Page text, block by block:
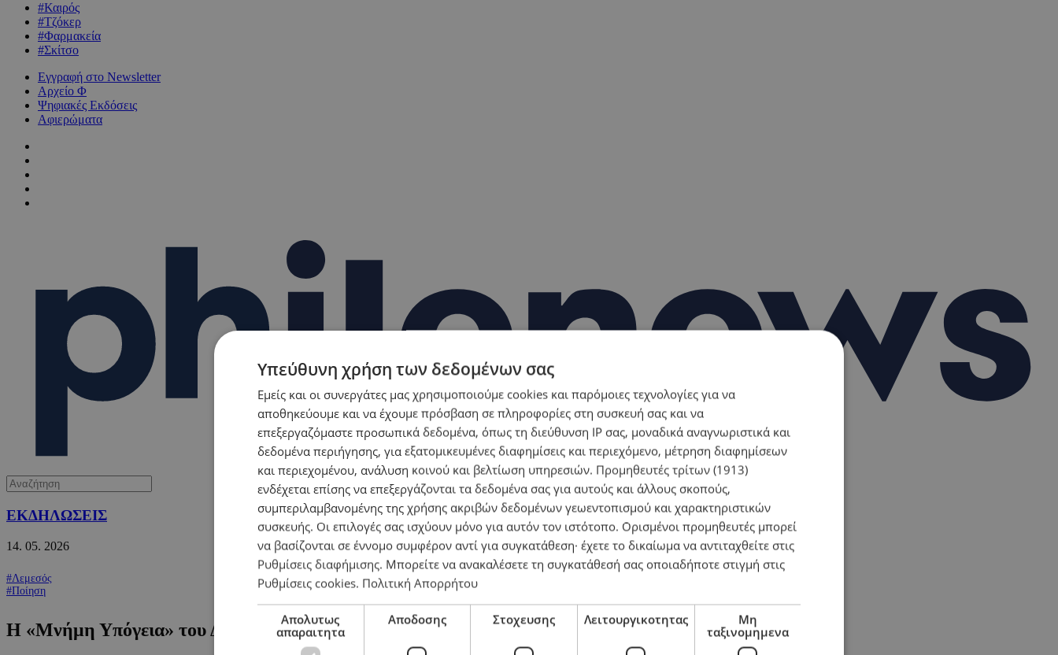
#Καιρός
#Τζόκερ
#Φαρμακεία
#Σκίτσο
Εγγραφή στο Newsletter
Αρχείο Φ
Ψηφιακές Εκδόσεις
Αφιερώματα
ΕΚΔΗΛΩΣΕΙΣ
14. 05. 2026
#Λεμεσός
#Ποίηση
Η «Μνήμη Υπόγεια» του Δημήτρη Στρατή παρουσιάζεται στη Λεμεσό
Υπεύθυνη χρήση των δεδομένων σας
Εμείς και οι συνεργάτες μας χρησιμοποιούμε cookies και παρόμοιες τεχνολογίες για να
αποθηκεύουμε και να έχουμε πρόσβαση σε πληροφορίες στη συσκευή σας και να
επεξεργαζόμαστε προσωπικά δεδομένα, όπως τη διεύθυνση IP σας, μοναδικά αναγνωριστικά και
δεδομένα περιήγησης, για εξατομικευμένες διαφημίσεις και περιεχόμενο, μέτρηση διαφημίσεων
και περιεχομένου, ανάλυση κοινού και βελτίωση υπηρεσιών. Προμηθευτές τρίτων (1913)
ενδέχεται επίσης να επεξεργάζονται τα δεδομένα σας για αυτούς και άλλους σκοπούς,
συμπεριλαμβανομένης της χρήσης ακριβών δεδομένων γεωεντοπισμού και χαρακτηριστικών
συσκευής. Οι επιλογές σας ισχύουν μόνο για αυτόν τον ιστότοπο. Ορισμένοι προμηθευτές μπορεί
να βασίζονται σε έννομο συμφέρον αντί για συγκατάθεση· έχετε το δικαίωμα να αντιταχθείτε στις
Ρυθμίσεις διαφήμισης. Μπορείτε να ανακαλέσετε τη συγκατάθεσή σας οποιαδήποτε στιγμή στις
Ρυθμίσεις cookies. Πολιτική Απορρήτου
Απολυτως
απαραιτητα
Αποδοσης Στοχευσης Λειτουργικοτητας
Μη
ταξινομημενα